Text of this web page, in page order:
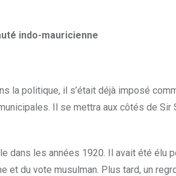
indo-mauricienne
la politique, il s’était déjà imposé
Il se mettra aux côtés de Sir
les années 1920. Il avait été élu
du vote musulman. Plus tard, un